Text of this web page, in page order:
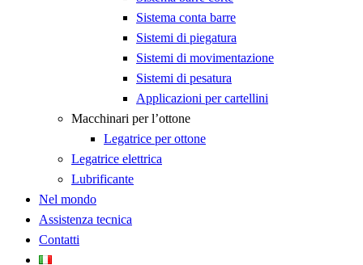
Sistema conta barre
Sistemi di piegatura
Sistemi di movimentazione
Sistemi di pesatura
Applicazioni per cartellini
Macchinari per l’ottone
Legatrice per ottone
Legatrice elettrica
Lubrificante
Nel mondo
Assistenza tecnica
Contatti